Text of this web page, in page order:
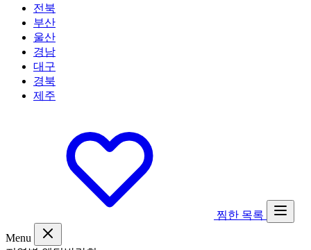
전북
부산
울산
경남
대구
경북
제주
찜한 목록
Menu